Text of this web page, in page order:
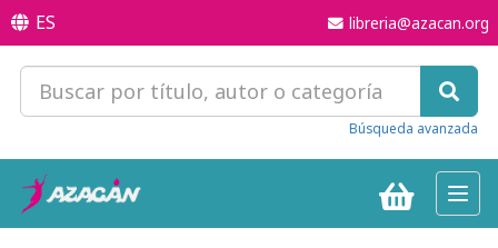
ES libreria@azacan.org
Búsqueda avanzada